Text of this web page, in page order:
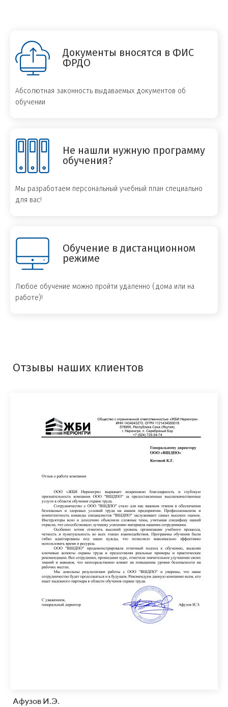
Документы вносятся в ФИС
ФРДО
Абсолютная законность выдаваемых документов об
обучении
Не нашли нужную программу
обучения?
Мы разработаем персональный учебный план специально
для вас!
Обучение в дистанционном
режиме
Любое обучение можно пройти удаленно (дома или на
работе)!
Отзывы наших клиентов
Афузов И.Э.